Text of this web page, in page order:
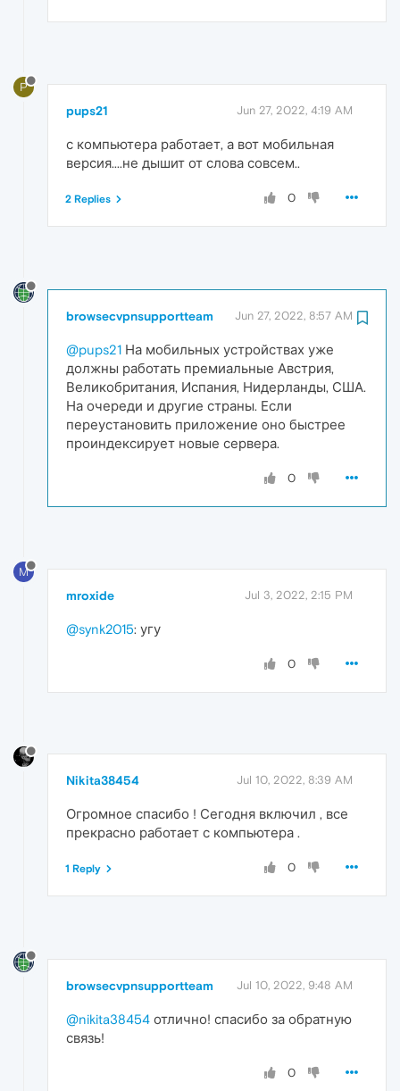
P
pups21 Jun 27, 2022, 4:19 AM
с компьютера работает, а вот мобильная
версия....не дышит от слова совсем..
0
2 Replies
browsecvpnsupportteam Jun 27, 2022, 8:57 AM
@pups21 На мобильных устройствах уже
должны работать премиальные Австрия,
Великобритания, Испания, Нидерланды, США.
На очереди и другие страны. Если
переустановить приложение оно быстрее
проиндексирует новые сервера.
0
M
mroxide Jul 3, 2022, 2:15 PM
@synk2015: угу
0
Nikita38454 Jul 10, 2022, 8:39 AM
Огромное спасибо ! Сегодня включил , все
прекрасно работает с компьютера .
0
1 Reply
browsecvpnsupportteam Jul 10, 2022, 9:48 AM
@nikita38454 отлично! спасибо за обратную
связь!
0